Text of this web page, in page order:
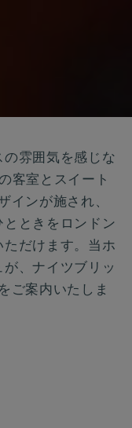
雰囲気を感じな
客室とスイート
インが施され、
とときをロンドン
だけます。当ホ
、ナイツブリッ
ご案内いたしま